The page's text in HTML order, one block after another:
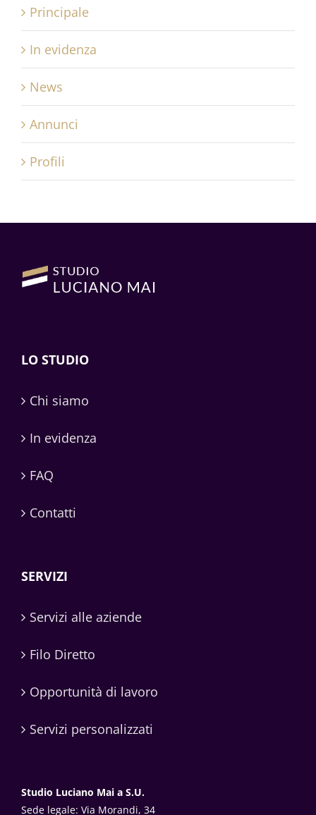
Principale
In evidenza
News
Annunci
Profili
LO STUDIO
Chi siamo
In evidenza
FAQ
Contatti
SERVIZI
Servizi alle aziende
Filo Diretto
Opportunità di lavoro
Servizi personalizzati
Studio Luciano Mai a S.U.
Sede legale: Via Morandi, 34